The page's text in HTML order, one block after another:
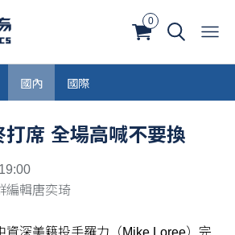
0
國內 國際
打席 全場高喊不要換
編輯唐奕琦
資深美籍投手羅力（Mike Loree）完